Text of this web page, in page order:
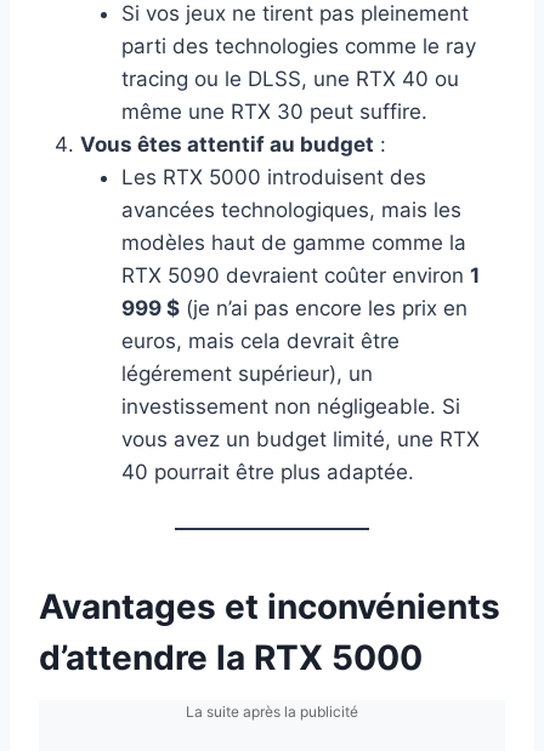
Si vos jeux ne tirent pas pleinement
parti des technologies comme le ray
tracing ou le DLSS, une RTX 40 ou
même une RTX 30 peut suffire.
Vous êtes attentif au budget :
Les RTX 5000 introduisent des
avancées technologiques, mais les
modèles haut de gamme comme la
RTX 5090 devraient coûter environ 1
999 $ (je n’ai pas encore les prix en
euros, mais cela devrait être
légérement supérieur), un
investissement non négligeable. Si
vous avez un budget limité, une RTX
40 pourrait être plus adaptée.
Avantages et inconvénients
d’attendre la RTX 5000
La suite après la publicité